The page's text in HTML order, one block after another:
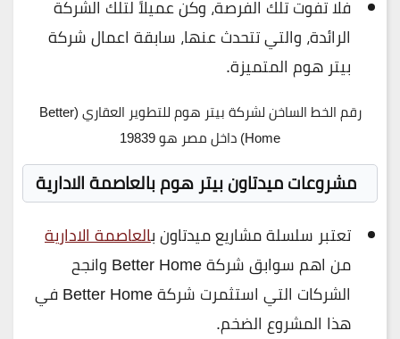
فلا تفوت تلك الفرصة، وكن عميلاً لتلك الشركة
الرائدة، والتي تتحدث عنها، سابقة اعمال شركة
بيتر هوم المتميزة.
رقم الخط الساخن لشركة بيتر هوم للتطوير العقاري (Better
Home) داخل مصر هو 19839
مشروعات ميدتاون بيتر هوم بالعاصمة الادارية
تعتبر سلسلة مشاريع ميدتاون بالعاصمة الادارية
من اهم سوابق شركة Better Home وانجح
الشركات التي استثمرت شركة Better Home في
هذا المشروع الضخم.